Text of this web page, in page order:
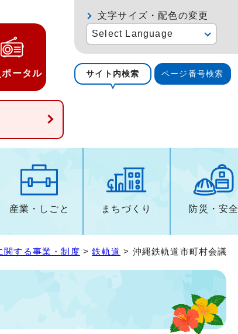
ポータル
文字サイズ・配色の変更
Select Language
サイト内検索 ページ番号検索
産業・しごと まちづくり 防災・安全
関する事業・制度 >鉄軌道 > 沖縄鉄軌道市町村会議